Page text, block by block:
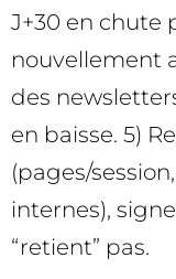
J+30 en chute
nouvellement
des
en baisse. 5)
(pages/
internes),
“retient” pas.